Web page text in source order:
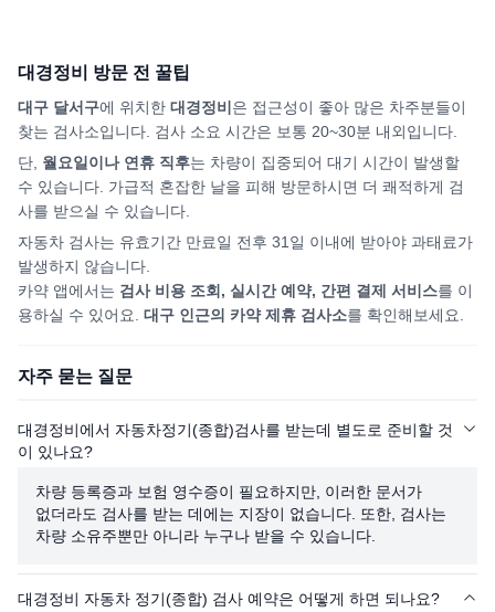
대경정비 방문 전 꿀팁
대구 달서구에 위치한 대경정비 은 접근성이 좋아 많은 차주분들이
찾는 검사소입니다. 검사 소요 시간은 보통 20~30분 내외입니다.
단, 월요일이나 연휴 직후는 차량이 집중되어 대기 시간이 발생할
수 있습니다. 가급적 혼잡한 날을 피해 방문하시면 더 쾌적하게 검
사를 받으실 수 있습니다.
자동차 검사는 유효기간 만료일 전후 31일 이내에 받아야 과태료가
발생하지 않습니다.
카약 앱에서는 검사 비용 조회, 실시간 예약, 간편 결제 서비스를 이
용하실 수 있어요. 대구 인근의 카약 제휴 검사소를 확인해보세요.
자주 묻는 질문
대경정비에서 자동차정기(종합)검사를 받는데 별도로 준비할 것
이 있나요?
차량 등록증과 보험 영수증이 필요하지만, 이러한 문서가
없더라도 검사를 받는 데에는 지장이 없습니다. 또한, 검사는
차량 소유주뿐만 아니라 누구나 받을 수 있습니다.
대경정비 자동차 정기(종합) 검사 예약은 어떻게 하면 되나요?